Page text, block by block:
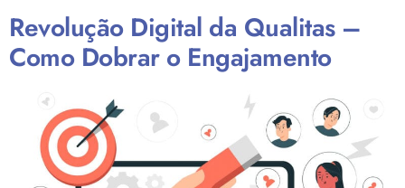
Revolução Digital da Qualitas –
Como Dobrar o Engajamento